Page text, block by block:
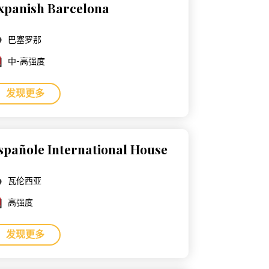
Barcelona
巴塞罗那
中-高强度
发现更多
International House
瓦伦西亚
高强度
发现更多